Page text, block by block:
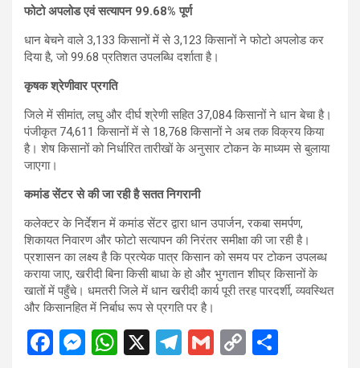
फोटो अपलोड एवं सत्यापन 99.68% पूर्ण
धान बेचने वाले 3,133 किसानों में से 3,123 किसानों ने फोटो अपलोड कर
दिया है, जो 99.68 प्रतिशत उपलब्धि दर्शाता है।
कृषक श्रेणीवार प्रगति
जिले में सीमांत, लघु और दीर्घ श्रेणी सहित 37,084 किसानों ने धान बेचा है।
पंजीकृत 74,611 किसानों में से 18,768 किसानों ने अब तक विक्रय किया
है। शेष किसानों को निर्धारित तारीखों के अनुसार टोकन के माध्यम से बुलाया
जाएगा।
कमांड सेंटर से की जा रही है सतत निगरानी
कलेक्टर के निर्देशन में कमांड सेंटर द्वारा धान उपार्जन, रकबा समर्पण,
शिकायत निवारण और फोटो सत्यापन की निरंतर समीक्षा की जा रही है।
प्रशासन का लक्ष्य है कि प्रत्येक पात्र किसान को समय पर टोकन उपलब्ध
कराया जाए, खरीदी बिना किसी बाधा के हो और भुगतान शीघ्र किसानों के
खातों में पहुँचे। धमतरी जिले में धान खरीदी कार्य पूरी तरह पारदर्शी, व्यवस्थित
और किसानहित में निर्बाध रूप से प्रगति पर है।
F
M W X
T
G
C